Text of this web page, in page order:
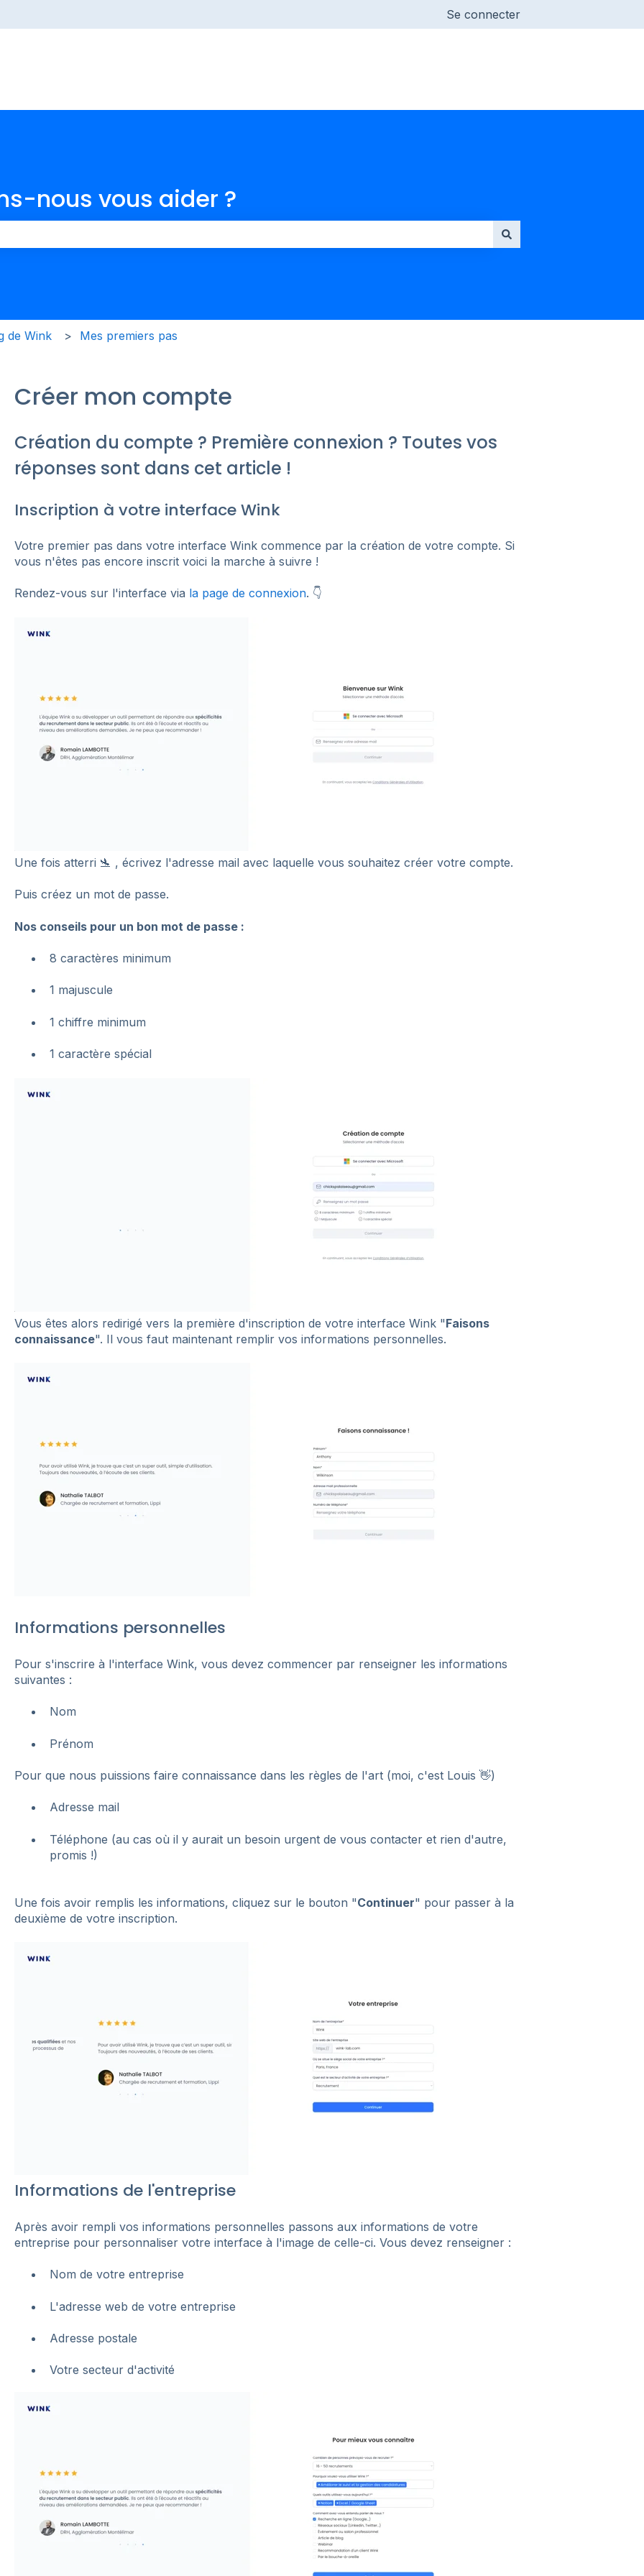
les traductions Se connecter
nous vous aider ?
de Wink Mes premiers pas
Créer mon compte
Création du compte ? Première connexion ? Toutes vos
réponses sont dans cet article !
Inscription à votre interface Wink
Votre premier pas dans votre interface Wink commence par la création de votre compte. Si
vous n'êtes pas encore inscrit voici la marche à suivre !
Rendez-vous sur l'interface via la page de connexion. 👇
Une fois atterri 🛬 , écrivez l'adresse mail avec laquelle vous souhaitez créer votre compte.
Puis créez un mot de passe.
Nos conseils pour un bon mot de passe :
8 caractères minimum
1 majuscule
1 chiffre minimum
1 caractère spécial
Vous êtes alors redirigé vers la première d'inscription de votre interface Wink "Faisons
connaissance". Il vous faut maintenant remplir vos informations personnelles.
Informations personnelles
Pour s'inscrire à l'interface Wink, vous devez commencer par renseigner les informations
suivantes :
Nom
Prénom
Pour que nous puissions faire connaissance dans les règles de l'art (moi, c'est Louis 👋)
Adresse mail
Téléphone (au cas où il y aurait un besoin urgent de vous contacter et rien d'autre,
promis !)
Une fois avoir remplis les informations, cliquez sur le bouton "Continuer" pour passer à la
deuxième de votre inscription.
Informations de l'entreprise
Après avoir rempli vos informations personnelles passons aux informations de votre
entreprise pour personnaliser votre interface à l'image de celle-ci. Vous devez renseigner :
Nom de votre entreprise
L'adresse web de votre entreprise
Adresse postale
Votre secteur d'activité